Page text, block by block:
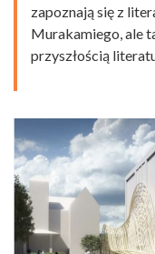
zapoznają się z
Murakamiego, ale
przyszłością